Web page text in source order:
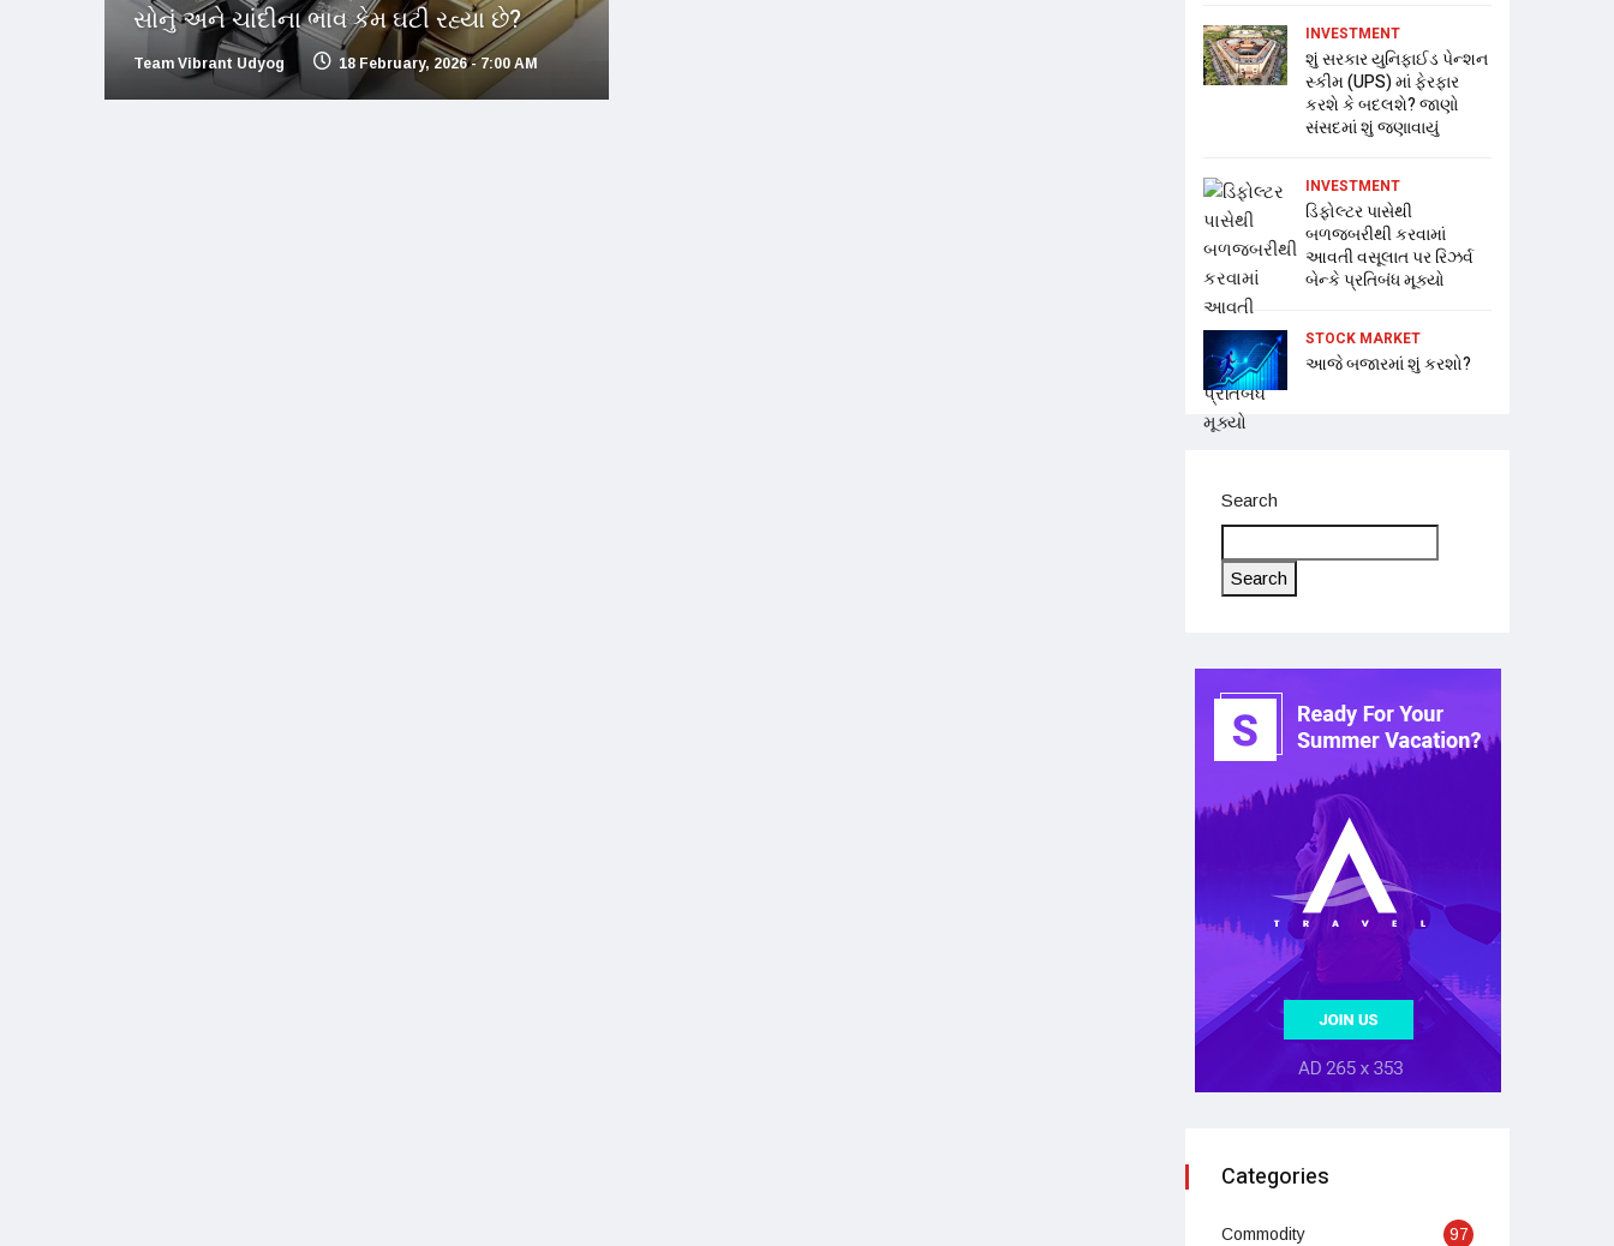
સોનું અને ચાંદીના ભાવ કેમ ઘટી રહ્યા છે?
Team Vibrant Udyog 18 February, 2026 - 7:00 AM
INVESTMENT
શું સરકાર યુનિફાઈડ પેન્શન
સ્કીમ (UPS) માં ફેરફાર
કરશે કે બદલશે? જાણો
સંસદમાં શું જણાવાયું
INVESTMENT
ડિફોલ્ટર પાસેથી
બળજબરીથી કરવામાં
આવતી વસૂલાત પર રિઝર્વ
બેન્કે પ્રતિબંધ મૂક્યો
STOCK MARKET
આજે બજારમાં શું કરશો?
Search
Search
Categories
Commodity 97